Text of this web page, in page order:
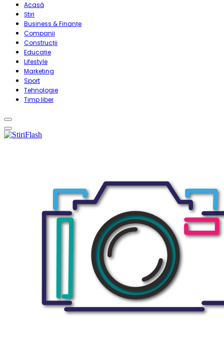
Acasă
Știri
Business & Finanțe
Companii
Construcții
Educație
Lifestyle
Marketing
Sport
Tehnologie
Timp liber